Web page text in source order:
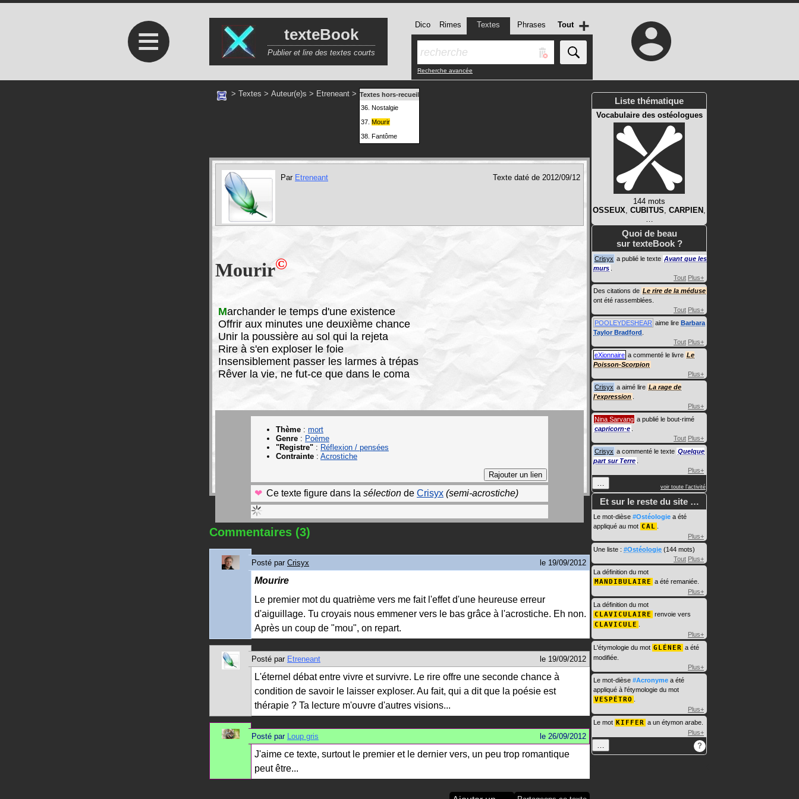
≡ texteBook
Publier et lire des textes courts
Dico Rimes Textes Phrases Tout
Recherche avancée
+
> Textes > Auteur(e)s > Etreneant > Textes hors-recueil
36. Nostalgie
37. Mourir
38. Fantôme
Par Etreneant Texte daté de 2012/09/12
Mourir©
Marchander le temps d'une existence
Offrir aux minutes une deuxième chance
Unir la poussière au sol qui la rejeta
Rire à s'en exploser le foie
Insensiblement passer les larmes à trépas
Rêver la vie, ne fut-ce que dans le coma
Thème : mort
Genre : Poème
"Registre" : Réflexion / pensées
Contrainte : Acrostiche
Ce texte figure dans la sélection de Crisyx (semi-acrostiche)
Commentaires (3)
Posté par Crisyx le 19/09/2012
Mourire
Le premier mot du quatrième vers me fait l'effet d'une heureuse erreur
d'aiguillage. Tu croyais nous emmener vers le bas grâce à l'acrostiche. Eh non.
Après un coup de "mou", on repart.
Posté par Etreneant le 19/09/2012
L'éternel débat entre vivre et survivre. Le rire offre une seconde chance à
condition de savoir le laisser exploser. Au fait, qui a dit que la poésie est
thérapie ? Ta lecture m'ouvre d'autres visions...
Posté par Loup gris le 26/09/2012
J'aime ce texte, surtout le premier et le dernier vers, un peu trop romantique
peut être...
Liste thématique
Vocabulaire des ostéologues
144 mots
OSSEUX, CUBITUS, CARPIEN ,
…
Quoi de beau
sur texteBook ?
Crisyx a publié le texte Avant que les
murs
Tout Plus+
Des citations de Le rire de la méduse
ont été rassemblées.
Tout Plus+
POOLEYDESHEAR aime lire Barbara
Taylor Bradford
Tout Plus+
eXionnaire a commenté le livre Le
Poisson-Scorpion
Plus+
Crisyx a aimé lire La rage de
l'expression
Plus+
Nina Sarvang a publié le bout-rimé
capricorn·e
Tout Plus+
Crisyx a commenté le texte Quelque
part sur Terre
Plus+
… voir toute l'activité
Et sur le reste du site …
Le mot-dièse #Ostéologie a été
appliqué au mot CAL
Plus+
Une liste : #Ostéologie (144 mots)
Tout Plus+
La définition du mot
MANDIBULAIRE a été remaniée.
Plus+
La définition du mot
CLAVICULAIRE renvoie vers
CLAVICULE
Plus+
L'étymologie du mot GLÉNER a été
modifiée.
Plus+
Le mot-dièse #Acronyme a été
appliqué à l'étymologie du mot
VESPÉTRO
Plus+
Le mot KIFFER a un étymon arabe.
Plus+
… ?